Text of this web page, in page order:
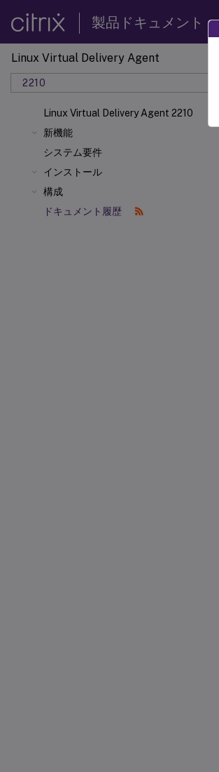
製品ドキュメント
Linux Virtual Delivery Agent
2210
Linux Virtual Delivery Agent 2210
新機能
システム要件
インストール
構成
ドキュメント履歴